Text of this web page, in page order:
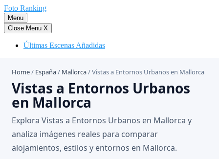
Saltar
al
contenido
Foto Ranking
Menu
Close Menu X
Últimas Escenas Añadidas
Home/ España/ Mallorca/Vistas a Entornos Urbanos en Mallorca
Vistas a Entornos Urbanos
en Mallorca
Explora Vistas a Entornos Urbanos en Mallorca y
analiza imágenes reales para comparar
alojamientos, estilos y entornos en Mallorca.